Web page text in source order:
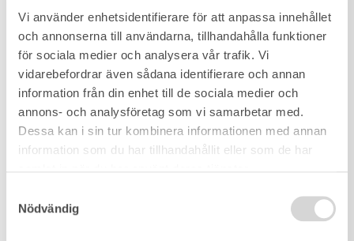
Vi använder enhetsidentifierare för att anpassa innehållet
och annonserna till användarna, tillhandahålla funktioner
för sociala medier och analysera vår trafik. Vi
vidarebefordrar även sådana identifierare och annan
information från din enhet till de sociala medier och
annons- och analysföretag som vi samarbetar med.
Dessa kan i sin tur kombinera informationen med annan
information som du har tillhandahållit eller som de har
Nödvändig